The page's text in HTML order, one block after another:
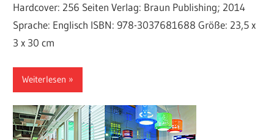
Hardcover: 256 Seiten Verlag: Braun Publishing; 2014
Sprache: Englisch ISBN: 978-3037681688 Größe: 23,5 x
3 x 30 cm
Weiterlesen